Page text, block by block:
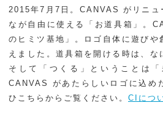
2015年7月7日。CANVAS がリニュ
なが自由に使える「お道具箱」。
のヒミツ基地」。ロゴ自体に遊び
えました。道具箱を開ける時は、
そして「つくる」ということは
CANVAS があたらしいロゴに込め
ひこちらからご覧ください。 CIにつ